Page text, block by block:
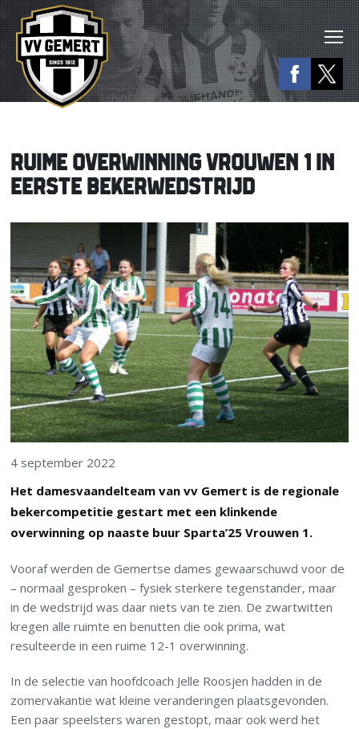
RUIME OVERWINNING VROUWEN 1 IN
EERSTE BEKERWEDSTRIJD
4 september 2022
Het damesvaandelteam van vv Gemert is de regionale
bekercompetitie gestart met een klinkende
overwinning op naaste buur Sparta’25 Vrouwen 1.
Vooraf werden de Gemertse dames gewaarschuwd voor de
– normaal gesproken – fysiek sterkere tegenstander, maar
in de wedstrijd was daar niets van te zien. De zwartwitten
kregen alle ruimte en benutten die ook prima, wat
resulteerde in een ruime 12-1 overwinning.
In de selectie van hoofdcoach Jelle Roosjen hadden in de
zomervakantie wat kleine veranderingen plaatsgevonden.
Een paar speelsters waren gestopt, maar ook werd het